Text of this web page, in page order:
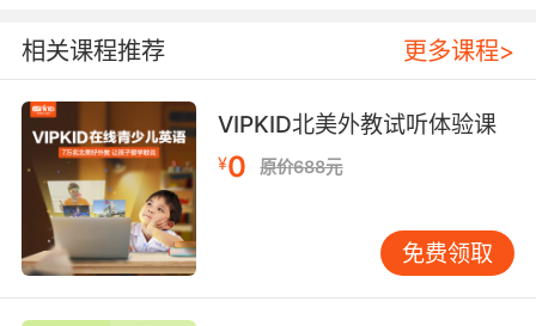
但哪怕我这样的老海豹队员 也只能忍受这么多了
7. You know he did his best, but, what he
does need is to be tutored by the froggiest
frogman that ever frogged.
你知道他尽全力了 可是 他需要的是精英海豹队员
的指导 精英中的精英
相关课程推荐 更多课程>
VIPKID北美外教试听体验课
¥0 原价688元
免费领取